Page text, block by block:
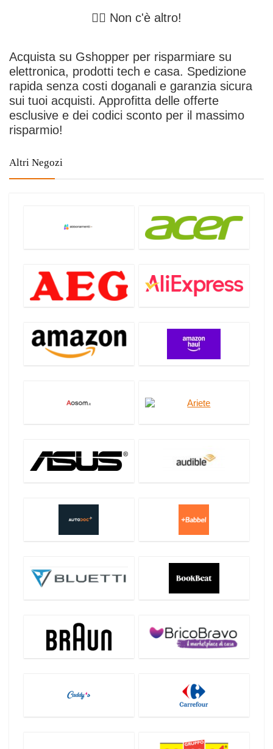
🤷‍♂️ Non c'è altro!
Acquista su Gshopper per risparmiare su
elettronica, prodotti tech e casa. Spedizione
rapida senza costi doganali e garanzia sicura
sui tuoi acquisti. Approfitta delle offerte
esclusive e dei codici sconto per il massimo
risparmio!
Altri Negozi